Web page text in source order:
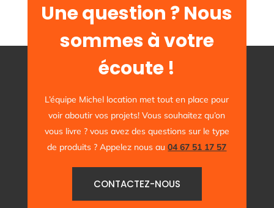
Une question ? Nous
sommes à votre
écoute !
L’équipe Michel location met tout en place pour
voir aboutir vos projets! Vous souhaitez qu’on
vous livre ? vous avez des questions sur le type
de produits ? Appelez nous au04 67 51 17 57
CONTACTEZ-NOUS